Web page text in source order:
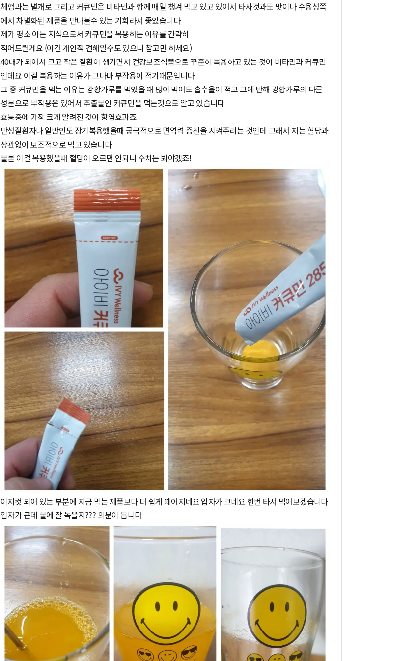
체험과는 별개로 그리고 커큐민은 비타민과 함께 매일 챙겨 먹고 있고 있어서 타사것과도 맛이나 수용성쪽
에서 차별화된 제품을 만나볼수 있는 기회라서 좋았습니다
제가 평소 아는 지식으로서 커큐민을 복용하는 이유를 간략히
적어드릴게요 (이건 개인적 견해일수도 있으니 참고만 하세요)
40대가 되어서 크고 작은 질환이 생기면서 건강보조식품으로 꾸준히 복용하고 있는 것이 비타민과 커큐민
인데요 이걸 복용하는 이유가 그나마 부작용이 적기때문입니다
그 중 커큐민을 먹는 이유는 강황가루를 먹었을 때 많이 먹어도 흡수율이 적고 그에 반해 강황가루의 다른
성분으로 부작용은 있어서 추출물인 커큐민을 먹는것으로 알고 있습니다
효능중에 가장 크게 알려진 것이 항염효과죠
만성질환자나 일반인도 장기복용했을때 궁극적으로 면역력 증진을 시켜주려는 것인데 그래서 저는 혈당과
상관없이 보조적으로 먹고 있습니다
물론 이걸 복용했을때 혈당이 오르면 안되니 수치는 봐야겠죠!
이지컷 되어 있는 부분에 지금 먹는 제품보다 더 쉽게 떼어지네요 입자가 크네요 한번 타서 먹어보겠습니다
입자가 큰데 물에 잘 녹을지??? 의문이 듭니다